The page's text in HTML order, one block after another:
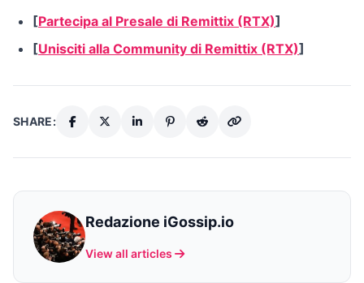
[Partecipa al Presale di Remittix (RTX)]
[Unisciti alla Community di Remittix (RTX)]
SHARE:
Redazione iGossip.io
View all articles